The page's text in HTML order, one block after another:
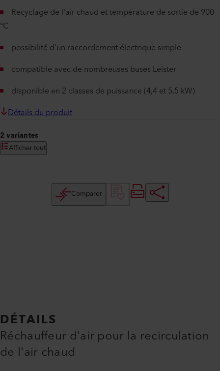
Recyclage de l'air chaud et température de sortie de 900
°C
possibilité d'un raccordement électrique simple
compatible avec de nombreuses buses Leister
disponible en 2 classes de puissance (4,4 et 5,5 kW)
Détails du produit
2 variantes
Afficher tout
Comparer
DÉTAILS
Réchauffeur d'air pour la recirculation
de l'air chaud